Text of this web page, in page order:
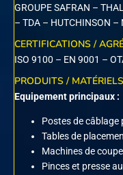
GROUPE SAFRAN –
– TDA – HUTCHINSON –
CERTIFICATIONS /
ISO 9100 – EN 9001 –
PRODUITS / MATÉRIELS
Equipement principaux :
Postes de câblage
Tables de
Machines de
Pinces et presse